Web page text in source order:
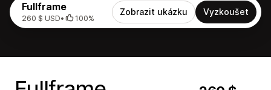
Fullframe
260 $ USD• 100%
Zobrazit ukázku Vyzkoušet